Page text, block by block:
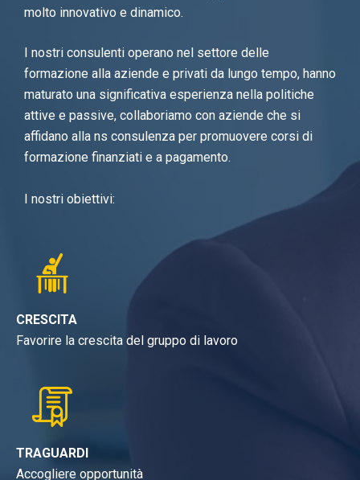
molto innovativo e dinamico.
I nostri consulenti operano nel settore delle
formazione alla aziende e privati da lungo tempo, hanno
maturato una significativa esperienza nella politiche
attive e passive, collaboriamo con aziende che si
affidano alla ns consulenza per promuovere corsi di
formazione finanziati e a pagamento.
I nostri obiettivi:
CRESCITA
Favorire la crescita del gruppo di lavoro
TRAGUARDI
Accogliere opportunità